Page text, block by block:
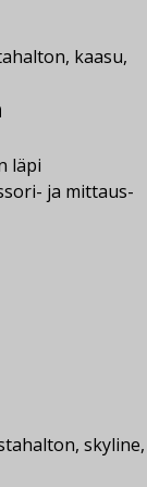
halton, kaasu,
läpi
ja mittaus-
halton, skyline,